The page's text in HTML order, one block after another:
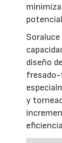
diseño
fresado-
y